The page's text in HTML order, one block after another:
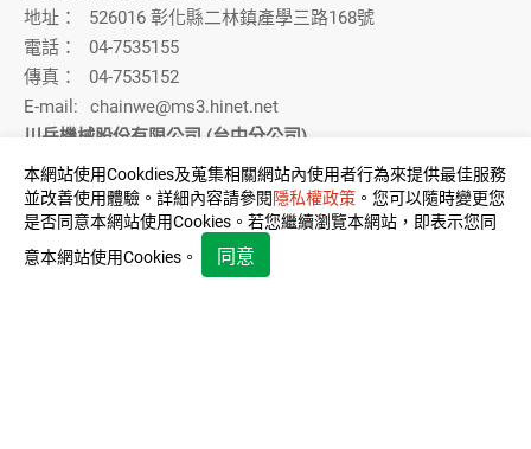
地址：
526016 彰化縣二林鎮產學三路168號
電話：
04-7535155
傳真：
04-7535152
E-mail:
chainwe@ms3.hinet.net
川岳機械股份有限公司 (台中分公司)
地址： 411014 台灣台中市太平區工業15路5號(大里工業區)
電話： 04-22711011
傳真：
04-22712571
信箱： chainwe@ms3.hinet.net
本網站使用Cookdies及蒐集相關網站內使用者行為來提供最佳服務
並改善使用體驗。詳細內容請參閱 隱私權政策 。您可以隨時變更您
是否同意本網站使用Cookies。若您繼續瀏覽本網站，即表示您同
意本網站使用Cookies。
同意